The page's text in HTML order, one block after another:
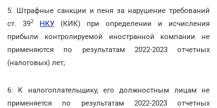
5. Штрафные санкции и пеня за нарушение требований
ст. 392 НКУ (КИК) при определении и исчисления
прибыли контролируемой иностранной компании не
применяются по результатам 2022-2023 отчетных
(налоговых) лет;
6. К налогоплательщику, его должностным лицам не
применяется по результатам 2022-2023 отчетных